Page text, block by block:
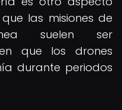
las misiones de
suelen ser
que los drones
durante periodos